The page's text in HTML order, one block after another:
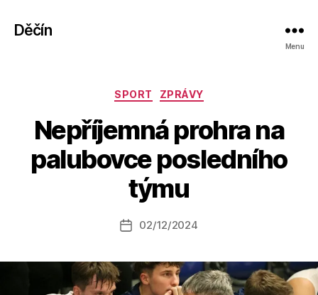
Děčín
Menu
Rubriky
SPORT ZPRÁVY
Nepříjemná prohra na
palubovce posledního
týmu
Autor
příspěvku
u
a
s
o
Datum
02/12/2024